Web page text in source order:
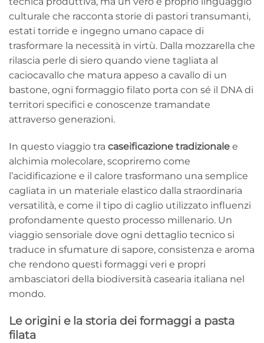
culturale che racconta storie di pastori transumanti,
estati torride e ingegno umano capace di
trasformare la necessità in virtù. Dalla mozzarella che
rilascia perle di siero quando viene tagliata al
caciocavallo che matura appeso a cavallo di un
bastone, ogni formaggio filato porta con sé il DNA di
territori specifici e conoscenze tramandate
attraverso generazioni.
In questo viaggio tra caseificazione tradizionale e
alchimia molecolare, scopriremo come
l’acidificazione e il calore trasformano una semplice
cagliata in un materiale elastico dalla straordinaria
versatilità, e come il tipo di caglio utilizzato influenzi
profondamente questo processo millenario. Un
viaggio sensoriale dove ogni dettaglio tecnico si
traduce in sfumature di sapore, consistenza e aroma
che rendono questi formaggi veri e propri
ambasciatori della biodiversità casearia italiana nel
mondo.
Le origini e la storia dei formaggi a pasta
filata